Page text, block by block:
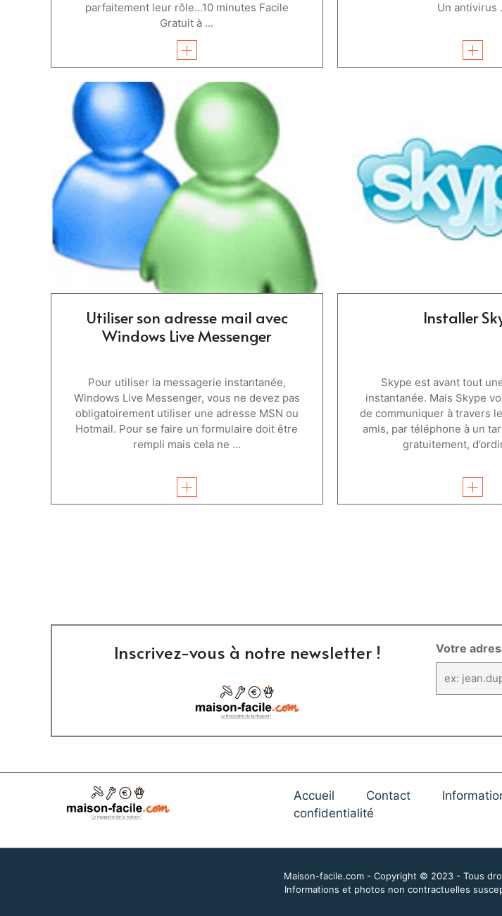
parfaitement leur rôle…10 minutes Facile
Gratuit à ...
Un antivirus
Utiliser son adresse mail avec
Windows Live Messenger
Pour utiliser la messagerie instantanée,
Windows Live Messenger, vous ne devez pas
obligatoirement utiliser une adresse MSN ou
Hotmail. Pour se faire un formulaire doit être
rempli mais cela ne ...
Installer
Skype est avant tout
instantanée. Mais Skype
de communiquer à travers
amis, par téléphone à un
gratuitement,
Inscrivez-vous à notre newsletter ! Votre
Accueil Contact
confidentialité
Maison-facile.com - Copyright © 2023 - Tous
Informations et photos non contractuelles